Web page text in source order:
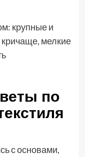
крупные и
мелкие
по
с основами,